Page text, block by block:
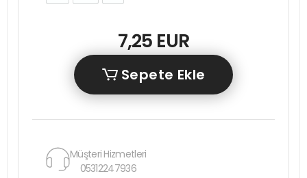
7,25 EUR
Sepete Ekle
Müşteri Hizmetleri
05312247936